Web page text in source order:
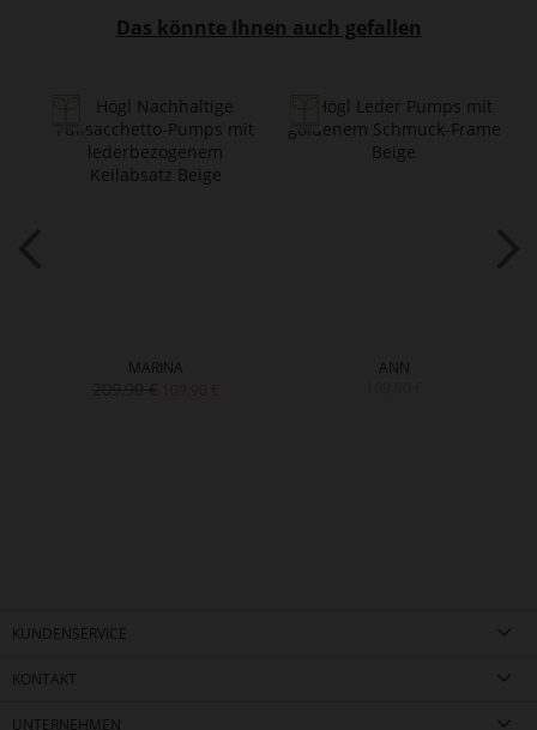
Das könnte Ihnen auch gefallen
MARINA
ANN
KUNDENSERVICE
KONTAKT
UNTERNEHMEN